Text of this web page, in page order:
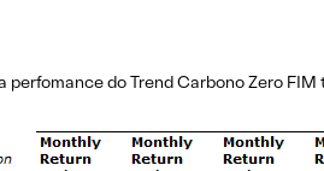
do Trend Carbono Zero